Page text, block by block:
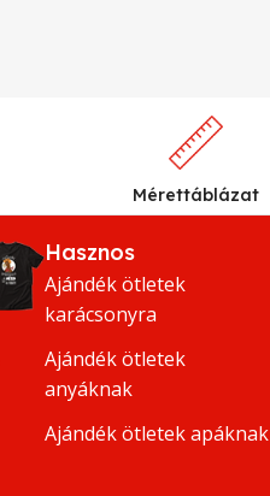
Mérettáblázat
Hasznos
Ajándék ötletek
karácsonyra
Ajándék ötletek
anyáknak
Ajándék ötletek apáknak